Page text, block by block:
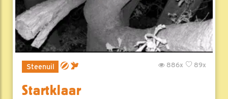
Steenuil 89x
886x
Startklaar